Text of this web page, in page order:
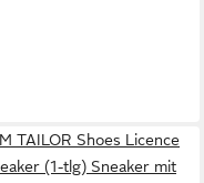
TAILOR Shoes Licence
(1-tlg) Sneaker mit